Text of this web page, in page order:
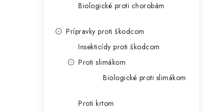
Biologické proti chorobám
Prípravky proti škodcom
Insekticídy proti škodcom
Proti slimákom
Biologické proti slimákom
Proti krtom